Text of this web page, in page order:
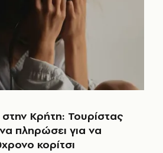
Κρήτη: Τουρίστας
πληρώσει για να
κορίτσι